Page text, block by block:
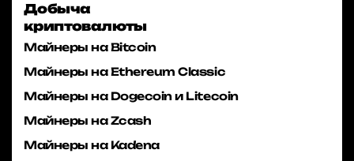
Добыча
криптовалюты
Майнеры на Bitcoin
Майнеры на Ethereum Classic
Майнеры на Dogecoin и Litecoin
Майнеры на Zcash
Майнеры на Kadena